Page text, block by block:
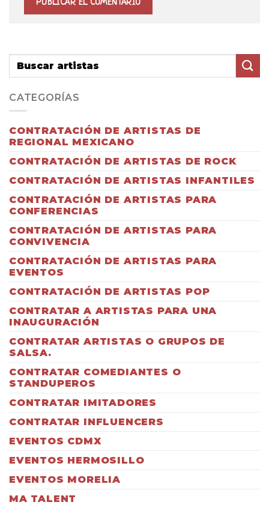
CATEGORÍAS
CONTRATACIÓN DE ARTISTAS DE
REGIONAL MEXICANO
CONTRATACIÓN DE ARTISTAS DE ROCK
CONTRATACIÓN DE ARTISTAS INFANTILES
CONTRATACIÓN DE ARTISTAS PARA
CONFERENCIAS
CONTRATACIÓN DE ARTISTAS PARA
CONVIVENCIA
CONTRATACIÓN DE ARTISTAS PARA
EVENTOS
CONTRATACIÓN DE ARTISTAS POP
CONTRATAR A ARTISTAS PARA UNA
INAUGURACIÓN
CONTRATAR ARTISTAS O GRUPOS DE
SALSA.
CONTRATAR COMEDIANTES O
STANDUPEROS
CONTRATAR IMITADORES
CONTRATAR INFLUENCERS
EVENTOS CDMX
EVENTOS HERMOSILLO
EVENTOS MORELIA
MA TALENT